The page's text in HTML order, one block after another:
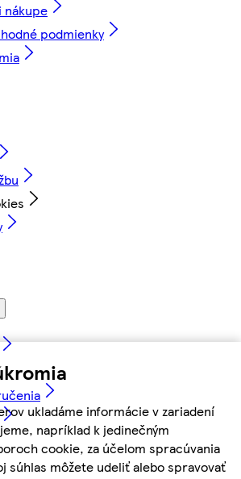
ukladáme informácie v zariadení
napríklad k jedinečným
cookie, za účelom spracúvania
súhlas môžete udeliť alebo spravovať
nákupe
podmienky